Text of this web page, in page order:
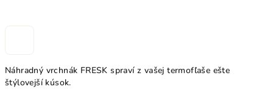
Náhradný vrchnák FRESK spraví z vašej termofľaše ešte
štýlovejší kúsok.